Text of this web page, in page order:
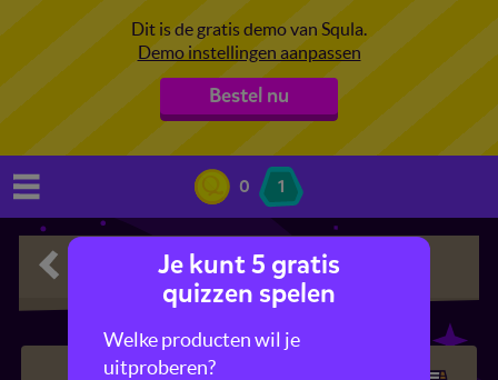
Dit is de gratis demo van Squla.
Demo instellingen aanpassen
Bestel nu
0 1
Geschiedenis
Je kunt 5 gratis
quizzen spelen
Welke producten wil je
uitproberen?